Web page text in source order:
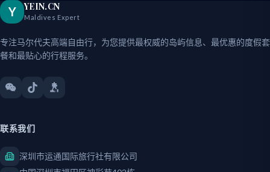
Y YEIN.CN
Maldives Expert
专注马尔代夫高端自由行，为您提供最权威的岛屿信息、最优惠的度假套
餐和最贴心的行程服务。
联系我们
深圳市运通国际旅行社有限公司